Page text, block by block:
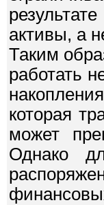
активы, а
Таким
работать
которая
может
Однако